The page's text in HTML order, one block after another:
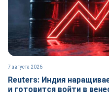
7 августа 2026
Reuters: Индия
и готовится войти в